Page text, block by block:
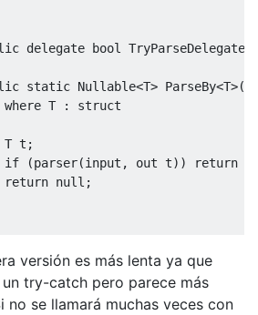
delegate bool TryParseDelegate
static Nullable<T> ParseBy<T>(
where T :
struct
T t
;
if
(parser(input , out t)) return
return null ;
versión es más lenta ya que
un try-catch pero parece más
no se llamará muchas veces con